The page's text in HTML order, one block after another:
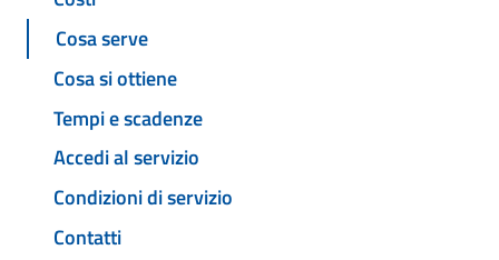
Cosa serve
Cosa si ottiene
Tempi e scadenze
Accedi al servizio
Condizioni di servizio
Contatti